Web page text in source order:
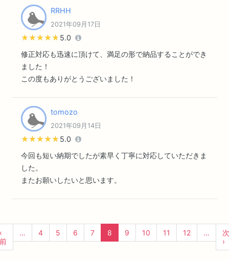
RRHH
2021年09月17日
★★★★★
★★★★★ 5.0
修正対応も迅速に頂けて、満足の形で納品することができ
ました！
この度もありがとうございました！
tomozo
2021年09月14日
★★★★★
★★★★★ 5.0
今回も短い納期でしたが素早く丁寧に対応していただきま
した。
またお願いしたいと思います。
‹
前
… 4 5 6 7 8 9 10 11 12 …
次
›